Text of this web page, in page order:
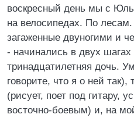
воскресный день мы с
на велосипедах. По
загаженные двуногими и
- начинались в двух
тринадцатилетняя дочь.
говорите, что я о ней так),
(рисует, поет под гитару,
восточно-боевым) и, на